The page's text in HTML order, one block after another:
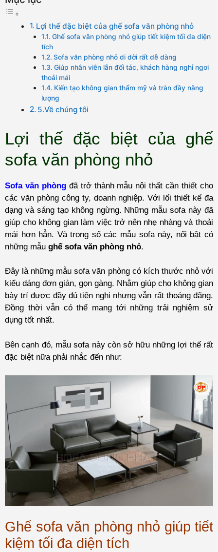
Lợi thế đặc biệt của ghế sofa văn phòng nhỏ
Ghế sofa văn phòng nhỏ giúp tiết kiệm tối đa diện
tích
Sofa văn phòng nhỏ di dời rất dễ dàng
Giúp nhân viên lẫn đối tác, khách hàng nghỉ ngơi
thoải mái
Kiến tạo không gian thẩm mỹ và tràn đầy năng
lượng
5.Về chúng tôi
Lợi thế đặc biệt của ghế
sofa văn phòng nhỏ
Sofa văn phòngđã trở thành mẫu nội thất cần thiết cho
các văn phòng công ty, doanh nghiệp. Với lối thiết kế đa
dạng và sáng tạo không ngừng. Những mẫu sofa này đã
giúp cho không gian làm việc trở nên nhẹ nhàng và thoải
mái hơn hẳn. Và trong số các mẫu sofa này, nổi bật có
những mẫu ghế sofa văn phòng nhỏ.
Đây là những mẫu sofa văn phòng có kích thước nhỏ với
kiểu dáng đơn giản, gọn gàng. Nhằm giúp cho không gian
bày trí được đầy đủ tiện nghi nhưng vẫn rất thoáng đãng.
Đồng thời vẫn có thể mang tới những trải nghiệm sử
dụng tốt nhất.
Bên cạnh đó, mẫu sofa này còn sở hữu những lợi thế rất
đặc biệt nữa phải nhắc đến như:
Ghế sofa văn phòng nhỏ giúp tiết
kiệm tối đa diện tích